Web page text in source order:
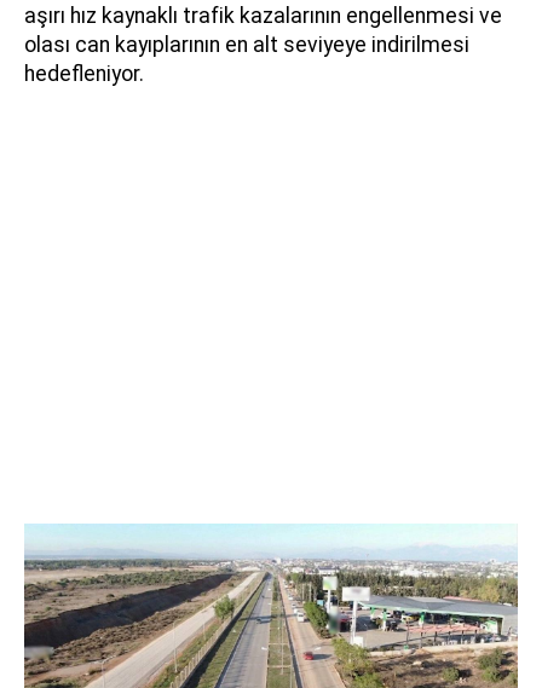
aşırı hız kaynaklı trafik kazalarının engellenmesi ve
olası can kayıplarının en alt seviyeye indirilmesi
hedefleniyor.